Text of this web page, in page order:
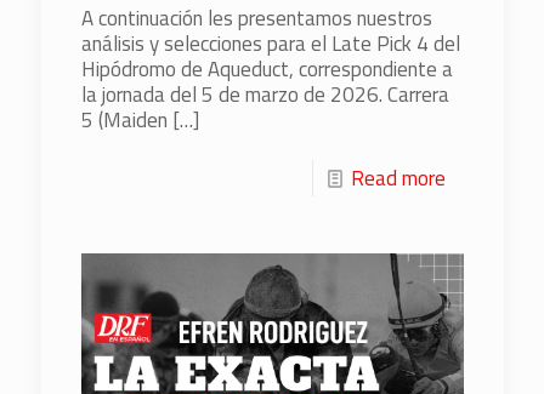
A continuación les presentamos nuestros
análisis y selecciones para el Late Pick 4 del
Hipódromo de Aqueduct, correspondiente a
la jornada del 5 de marzo de 2026. Carrera
5 (Maiden […]
Read more